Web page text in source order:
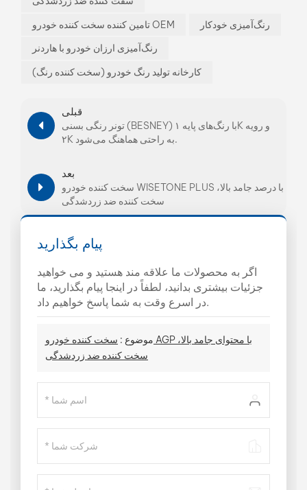
تامین کننده سخت کننده خودرو OEM
رنگ‌آمیزی خودکار
رنگ‌آمیزی ارزان خودرو با هاردنر
کارخانه تولید رنگ خودرو (سخت کننده رنگ)
قبلی
تونر رنگی بسنی (BESNEY) با رنگ‌های پایه ۱K و رویه
۲K به راحتی هماهنگ می‌شود.
بعد
سخت کننده خودرو WISETONE PLUS با درصد جامد بالا،
سخت کننده ضد زردشدگی
پیام بگذارید
اگر به محصولات ما علاقه مند هستید و می خواهید
جزئیات بیشتری بدانید، لطفاً در اینجا پیام بگذارید، ما
در اسرع وقت به شما پاسخ خواهیم داد.
موضوع : سخت کننده خودرو AGP با محتوای جامد بالا،
سخت کننده ضد زردشدگی